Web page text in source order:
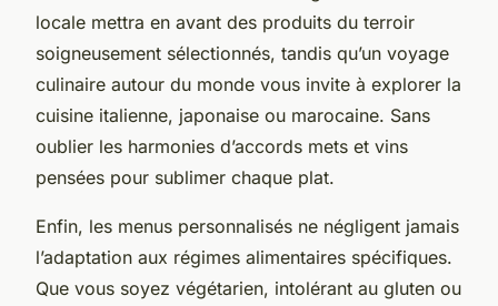
locale mettra en avant des produits du terroir
soigneusement sélectionnés, tandis qu’un voyage
culinaire autour du monde vous invite à explorer la
cuisine italienne, japonaise ou marocaine. Sans
oublier les harmonies d’accords mets et vins
pensées pour sublimer chaque plat.
Enfin, les menus personnalisés ne négligent jamais
l’adaptation aux régimes alimentaires spécifiques.
Que vous soyez végétarien, intolérant au gluten ou